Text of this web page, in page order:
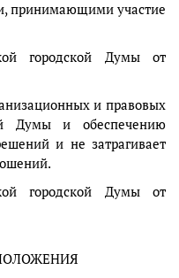
принимающими участие
городской Думы от
и правовых
Думы и обеспечению
и не затрагивает
городской Думы от